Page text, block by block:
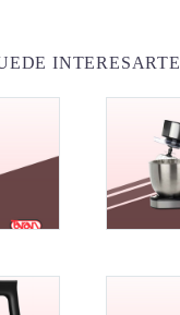
INTERESARTE